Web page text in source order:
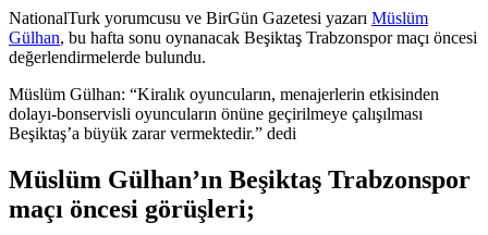
NationalTurk yorumcusu ve BirGün Gazetesi yazarı Müslüm
Gülhan, bu hafta sonu oynanacak Beşiktaş Trabzonspor maçı öncesi
değerlendirmelerde bulundu.
Müslüm Gülhan: “Kiralık oyuncuların, menajerlerin etkisinden
dolayı-bonservisli oyuncuların önüne geçirilmeye çalışılması
Beşiktaş’a büyük zarar vermektedir.” dedi
Müslüm Gülhan’ın Beşiktaş Trabzonspor
maçı öncesi görüşleri;